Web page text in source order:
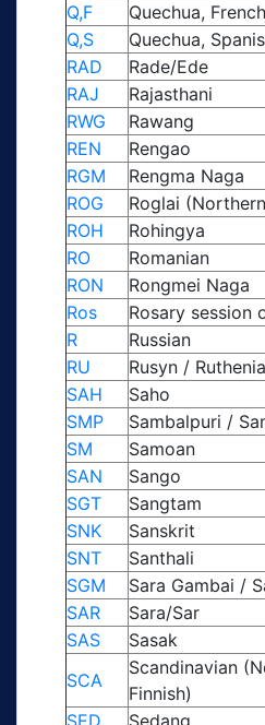
Q,F
Quechua, French
Q,S
Quechua,
RAD
Rade/Ede
RAJ
Rajasthani
RWG
Rawang
REN
Rengao
RGM
Rengma Naga
ROG
Roglai
ROH
Rohingya
RO
Romanian
RON
Rongmei Naga
Ros
Rosary session
R
Russian
RU
Rusyn /
SAH
Saho
SMP
Sambalpuri /
SM
Samoan
SAN
Sango
SGT
Sangtam
SNK
Sanskrit
SNT
Santhali
SGM
Sara Gambai /
SAR
Sara/Sar
SAS
Sasak
SCA
Scandinavian
Finnish)
SED
Sedang